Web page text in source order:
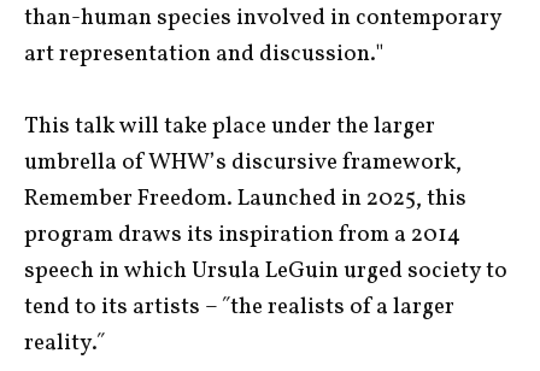
than-human species involved in contemporary
art representation and discussion."
This talk will take place under the larger
umbrella of WHW’s discursive framework,
Remember Freedom. Launched in 2025, this
program draws its inspiration from a 2014
speech in which Ursula LeGuin urged society to
tend to its artists – ˝the realists of a larger
reality.˝